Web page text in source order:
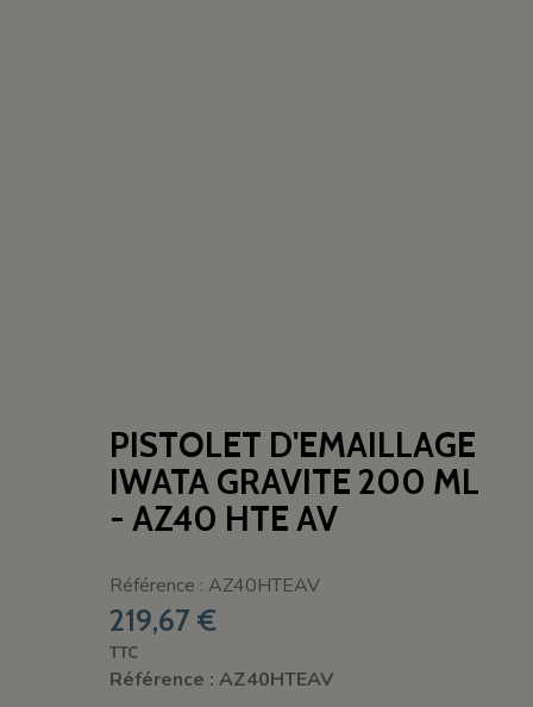
PISTOLET D'EMAILLAGE
IWATA GRAVITE 200 ML
- AZ40 HTE AV
Référence : AZ40HTEAV
219,67 €
TTC
Référence : AZ40HTEAV